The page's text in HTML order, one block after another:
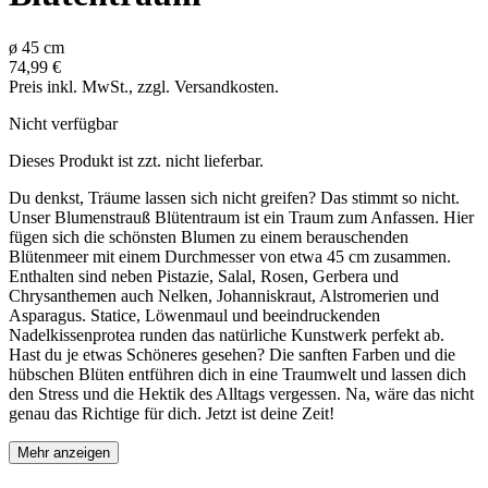
ø 45 cm
74,99 €
Preis inkl. MwSt., zzgl. Versandkosten.
Nicht verfügbar
Dieses Produkt ist zzt. nicht lieferbar.
Du denkst, Träume lassen sich nicht greifen? Das stimmt so nicht.
Unser Blumenstrauß Blütentraum ist ein Traum zum Anfassen. Hier
fügen sich die schönsten Blumen zu einem berauschenden
Blütenmeer mit einem Durchmesser von etwa 45 cm zusammen.
Enthalten sind neben Pistazie, Salal, Rosen, Gerbera und
Chrysanthemen auch Nelken, Johanniskraut, Alstromerien und
Asparagus. Statice, Löwenmaul und beeindruckenden
Nadelkissenprotea runden das natürliche Kunstwerk perfekt ab.
Hast du je etwas Schöneres gesehen? Die sanften Farben und die
hübschen Blüten entführen dich in eine Traumwelt und lassen dich
den Stress und die Hektik des Alltags vergessen. Na, wäre das nicht
genau das Richtige für dich. Jetzt ist deine Zeit!
Mehr anzeigen